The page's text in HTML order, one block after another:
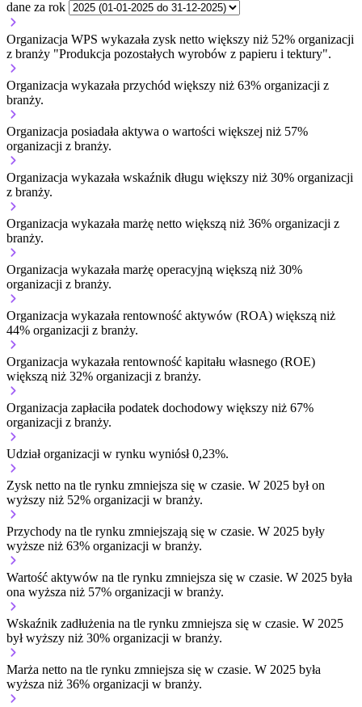
dane za rok
Organizacja WPS wykazała zysk netto większy niż 52% organizacji
z branży "Produkcja pozostałych wyrobów z papieru i tektury".
Organizacja wykazała przychód większy niż 63% organizacji z
branży.
Organizacja posiadała aktywa o wartości większej niż 57%
organizacji z branży.
Organizacja wykazała wskaźnik długu większy niż 30% organizacji
z branży.
Organizacja wykazała marżę netto większą niż 36% organizacji z
branży.
Organizacja wykazała marżę operacyjną większą niż 30%
organizacji z branży.
Organizacja wykazała rentowność aktywów (ROA) większą niż
44% organizacji z branży.
Organizacja wykazała rentowność kapitału własnego (ROE)
większą niż 32% organizacji z branży.
Organizacja zapłaciła podatek dochodowy większy niż 67%
organizacji z branży.
Udział organizacji w rynku wyniósł 0,23%.
Zysk netto na tle rynku zmniejsza się w czasie. W 2025 był on
wyższy niż 52% organizacji w branży.
Przychody na tle rynku zmniejszają się w czasie. W 2025 były
wyższe niż 63% organizacji w branży.
Wartość aktywów na tle rynku zmniejsza się w czasie. W 2025 była
ona wyższa niż 57% organizacji w branży.
Wskaźnik zadłużenia na tle rynku zmniejsza się w czasie. W 2025
był wyższy niż 30% organizacji w branży.
Marża netto na tle rynku zmniejsza się w czasie. W 2025 była
wyższa niż 36% organizacji w branży.